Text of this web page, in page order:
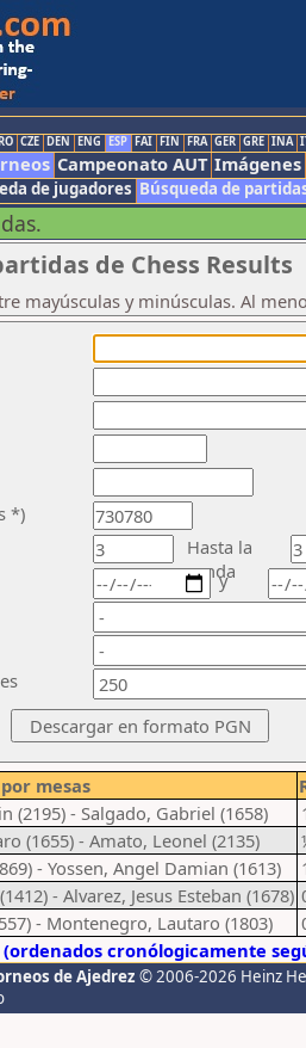
CZE DEN ENG ESP FAI FIN FRA GER GRE INA
Campeonato AUT Imágenes
de jugadores Búsqueda de
de Chess Results
mayúsculas y minúsculas. Al
*)
Hasta la
ronda
y
mesas
(2195) - Salgado, Gabriel (1658)
(1655) - Amato, Leonel (2135)
- Yossen, Angel Damian (1613)
- Alvarez, Jesus Esteban (1678)
- Montenegro, Lautaro (1803)
cronólogicamente
de Ajedrez © 2006-2026 Heinz